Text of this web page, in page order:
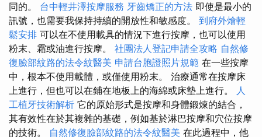
同的。 台中輕井澤按摩服務 牙齒矯正的方法 即使是最小的
訊號，也需要我保持持續的開放性和敏感度。 到府外燴輕
鬆安排 可以在不使用載具的情況下進行按摩，也可以使用
粉末、霜或油進行按摩。 社團法人登記申請全攻略 自然修
復臉部紋路的法令紋醫美 申請台胞證照片規範 在一些按摩
中，根本不使用載體，或僅使用粉末。 治療通常在按摩床
上進行，但也可以在鋪在地板上的海綿或床墊上進行。 人
工植牙技術解析 它的原始形式是按摩和身體鍛煉的結合，
其有效性在於其複雜的基礎，例如基於淋巴按摩和穴位按摩
的技術。 自然修復臉部紋路的法令紋醫美 在此過程中，他